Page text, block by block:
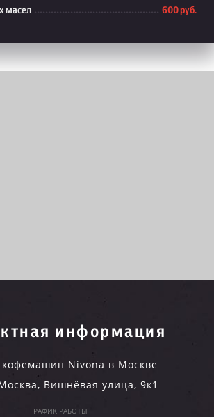
масел 600 руб.
информация
кофемашин Nivona в Москве
, Вишнёвая улица, 9к1
ГРАФИК РАБОТЫ